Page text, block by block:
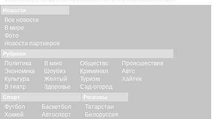
Новости
Все новости
В мире
Фото
Новости партнеров
Рубрики
Политика
Экономика
Культура
В театр
В кино
Шоубиз
Желтый
Здоровье
Общество
Криминал
Туризм
Сад-огород
Происшествия
Авто
Хайтек
Спорт
Футбол
Хоккей
Баскетбол
Автоспорт
Регионы
Татарстан
Белоруссия